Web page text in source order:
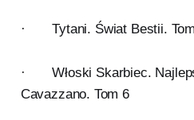
· Tytani. Świat Bestii.
· Włoski Skarbiec.
Cavazzano. Tom 6